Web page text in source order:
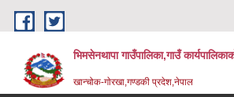
Skip to main content
भिमसेनथापा गाउँपालिका,गाउँ
खान्चोक-गाेरखा,गण्डकी प्रदेश,नेपाल